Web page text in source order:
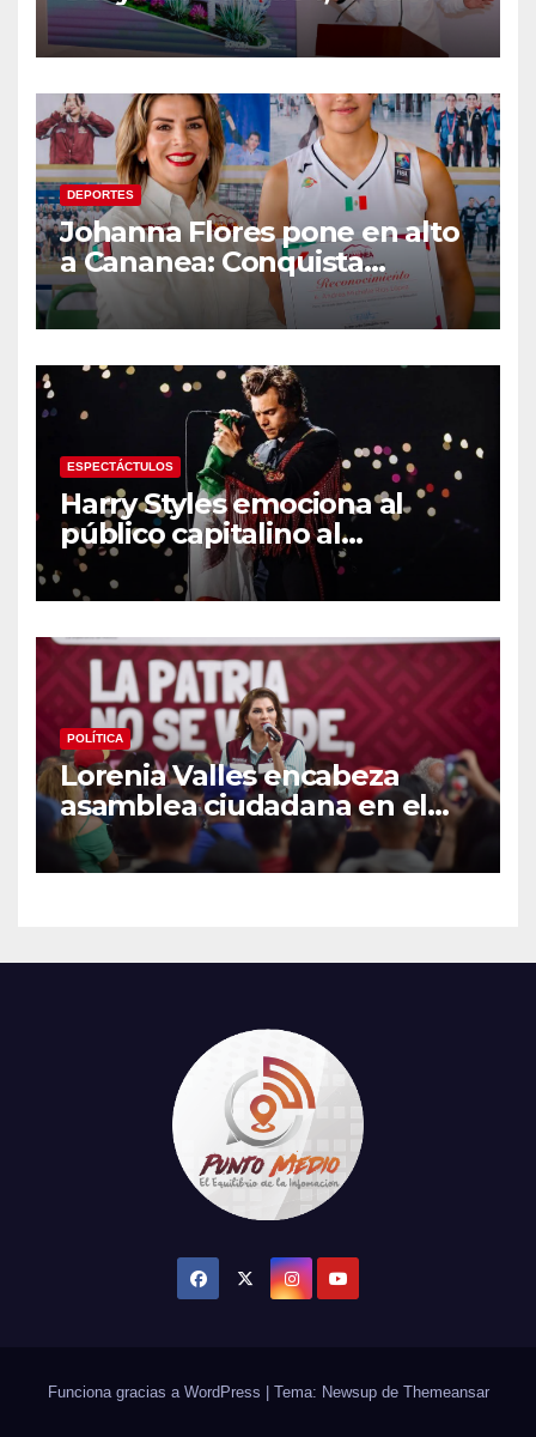
viviendas, modernización del
malecón y nuevo hospital del
DEPORTES
Johanna Flores pone en alto
a Cananea: Conquista
medalla de plata con la
Selección Mexicana Sub-20
Centroamericanos
ESPECTÁCTULOS
Harry Styles emociona al
público capitalino al
interpretar “Cielito Lindo” en
su tercer concierto en la
POLÍTICA
Lorenia Valles encabeza
asamblea ciudadana en el
Parque Laura Alicia Frías de
Hermosillo
Funciona gracias a WordPress Tema: Newsup de Themeansar